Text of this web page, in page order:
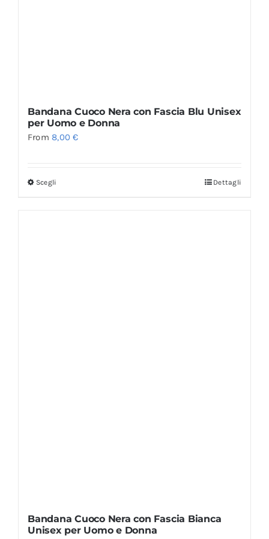
Bandana Cuoco Nera con Fascia Blu Unisex
per Uomo e Donna
From8,00€
Scegli Dettagli
Bandana Cuoco Nera con Fascia Bianca
Unisex per Uomo e Donna